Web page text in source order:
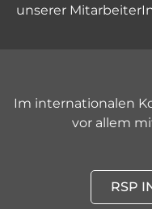
unserer
Im internationalen
vor allem
RSP